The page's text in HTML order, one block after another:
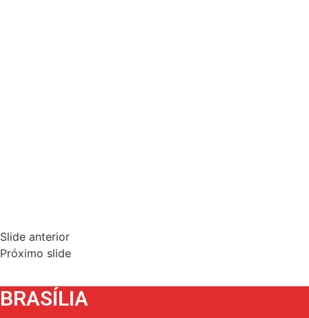
Slide anterior
Próximo slide
BRASÍLIA